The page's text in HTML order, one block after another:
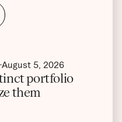
August 5, 2026
portfolio
them